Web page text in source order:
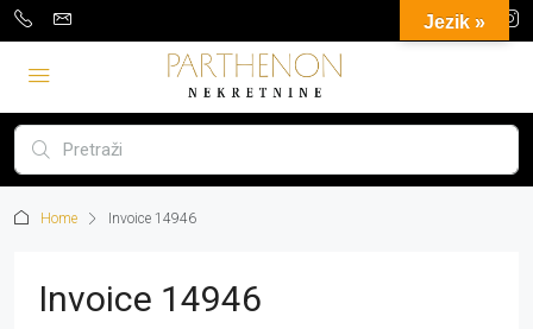
Home Invoice 14946
Invoice 14946
Jezik »